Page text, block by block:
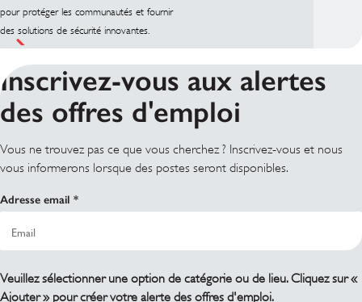
pour protéger les communautés et fournir
des solutions de sécurité innovantes.
Inscrivez-vous aux alertes
des offres d'emploi
Vous ne trouvez pas ce que vous cherchez ? Inscrivez-vous et nous
vous informerons lorsque des postes seront disponibles.
Adresse email
Veuillez sélectionner une option de catégorie ou de lieu. Cliquez sur «
Ajouter » pour créer votre alerte des offres d'emploi.